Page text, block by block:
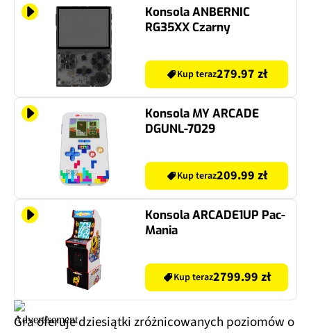
Konsola ANBERNIC
RG35XX Czarny
Kup teraz279.97 zł
Konsola MY ARCADE
DGUNL-7029
Kup teraz209.99 zł
Konsola ARCADE1UP Pac-
Mania
Kup teraz2799.99 zł
Gra oferuje dziesiątki zróżnicowanych poziomów o